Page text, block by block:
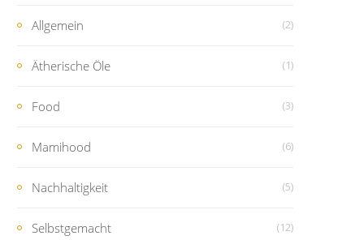
Allgemein (2)
Ätherische Öle (1)
Food (3)
Mamihood (6)
Nachhaltigkeit (5)
Selbstgemacht (12)